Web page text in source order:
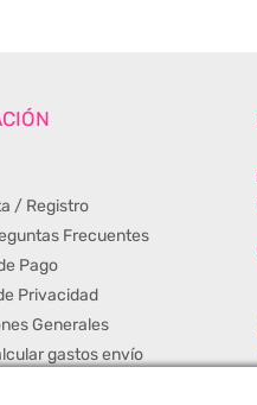
/ Registro
Frecuentes
Pago
Privacidad
Generales
gastos envío